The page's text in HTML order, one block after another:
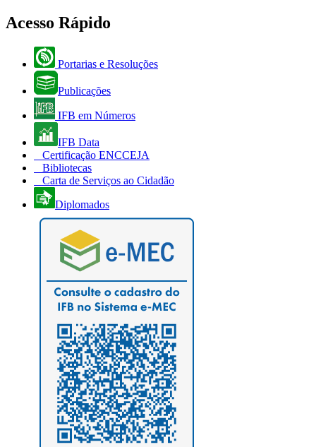
Acesso Rápido
Portarias e Resoluções
Publicações
IFB em Números
IFB Data
Certificação ENCCEJA
Bibliotecas
Carta de Serviços ao Cidadão
Diplomados